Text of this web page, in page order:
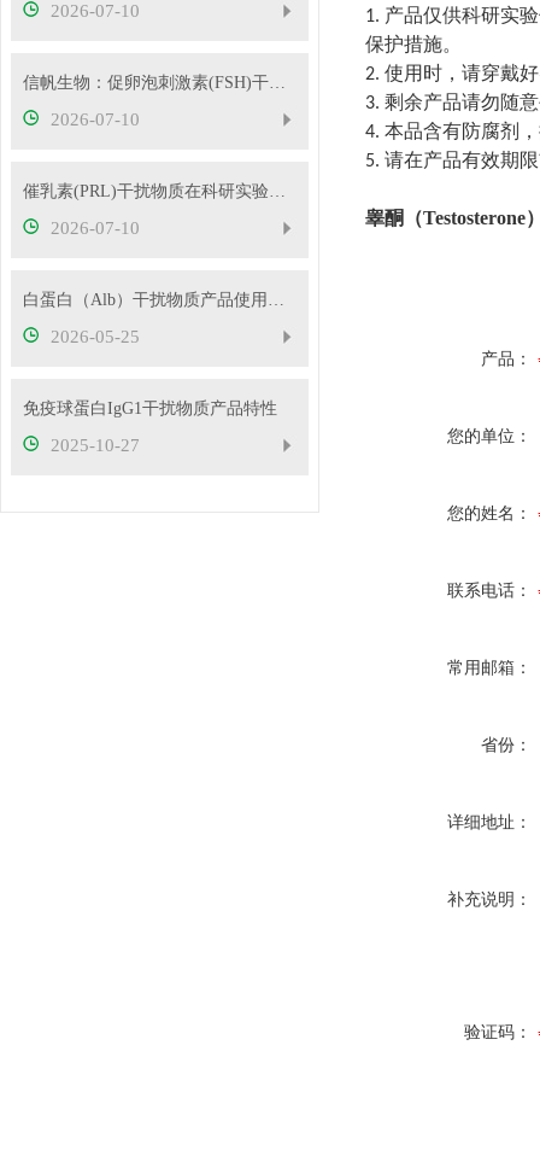
2026-07-10
信帆生物：促卵泡刺激素(FSH)干扰物质使用方法
2026-07-10
催乳素(PRL)干扰物质在科研实验中的应用——南京信帆技术有限公司产品概述
2026-07-10
白蛋白（Alb）干扰物质产品使用方法
2026-05-25
免疫球蛋白IgG1干扰物质产品特性
2025-10-27
1. 产品仅供科研实
保护措施。
2. 使用时，请穿戴
3. 剩余产品请勿随
4. 本品含有防腐剂
5. 请在产品有效期
睾酮（Testosterone
产品：
您的单位：
您的姓名：
联系电话：
常用邮箱：
省份：
详细地址：
补充说明：
验证码：